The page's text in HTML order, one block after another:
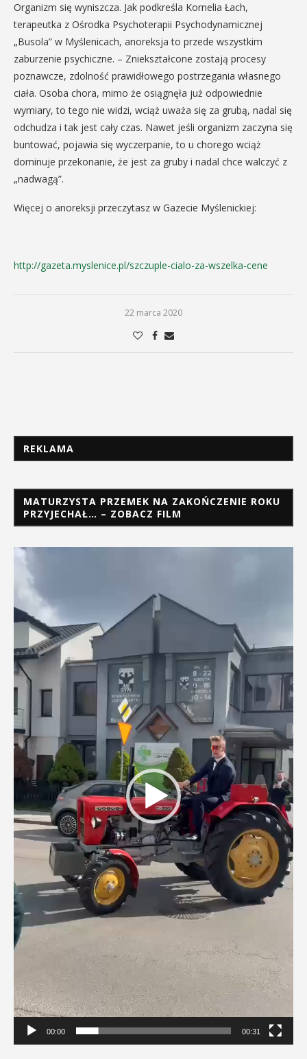
Organizm się wyniszcza. Jak podkreśla Kornelia Łach,
terapeutka z Ośrodka Psychoterapii Psychodynamicznej
„Busola” w Myślenicach, anoreksja to przede wszystkim
zaburzenie psychiczne. – Zniekształcone zostają procesy
poznawcze, zdolność prawidłowego postrzegania własnego
ciała. Osoba chora, mimo że osiągnęła już odpowiednie
wymiary, to tego nie widzi, wciąż uważa się za grubą, nadal się
odchudza i tak jest cały czas. Nawet jeśli organizm zaczyna się
buntować, pojawia się wyczerpanie, to u chorego wciąż
dominuje przekonanie, że jest za gruby i nadal chce walczyć z
„nadwagą”.
Więcej o anoreksji przeczytasz w Gazecie Myślenickiej:
http://gazeta.myslenice.pl/szczuple-cialo-za-wszelka-cene
22 marca 2020
REKLAMA
MATURZYSTA PRZEMEK NA ZAKOŃCZENIE ROKU
PRZYJECHAŁ… – ZOBACZ FILM
Odtwarzacz
00:00 00:31